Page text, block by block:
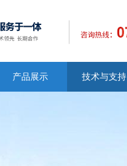
产品展示 技术与支持